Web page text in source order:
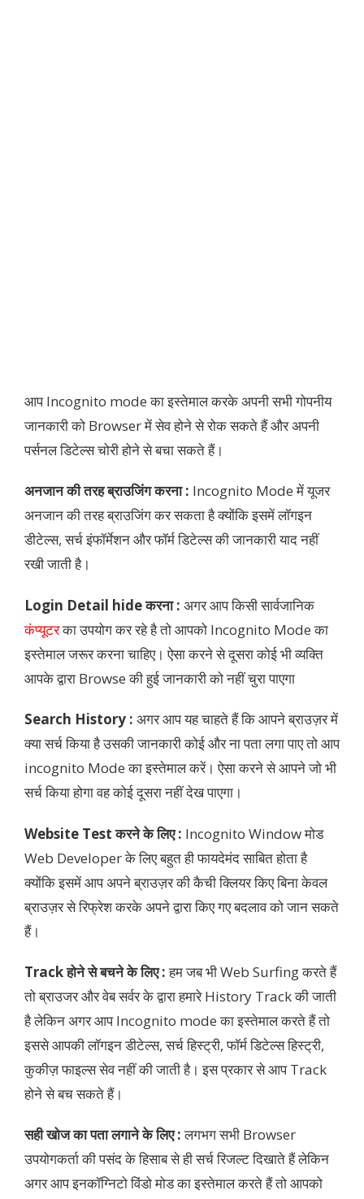
आप Incognito mode का इस्तेमाल करके अपनी सभी गोपनीय
जानकारी को Browser में सेव होने से रोक सकते हैं और अपनी
पर्सनल डिटेल्स चोरी होने से बचा सकते हैं।
अनजान की तरह ब्राउजिंग करना : Incognito Mode में यूजर
अनजान की तरह ब्राउजिंग कर सकता है क्योंकि इसमें लॉगइन
डीटेल्स, सर्च इंफॉर्मेशन और फॉर्म डिटेल्स की जानकारी याद नहीं
रखी जाती है।
Login Detail hide करना : अगर आप किसी सार्वजानिक
कंप्यूटरका उपयोग कर रहे है तो आपको Incognito Mode का
इस्तेमाल जरूर करना चाहिए। ऐसा करने से दूसरा कोई भी व्यक्ति
आपके द्वारा Browse की हुई जानकारी को नहीं चुरा पाएगा
Search History : अगर आप यह चाहते हैं कि आपने ब्राउज़र में
क्या सर्च किया है उसकी जानकारी कोई और ना पता लगा पाए तो आप
incognito Mode का इस्तेमाल करें। ऐसा करने से आपने जो भी
सर्च किया होगा वह कोई दूसरा नहीं देख पाएगा।
Website Test करने के लिए : Incognito Window मोड
Web Developer के लिए बहुत ही फायदेमंद साबित होता है
क्योंकि इसमें आप अपने ब्राउज़र की कैची क्लियर किए बिना केवल
ब्राउज़र से रिफ्रेश करके अपने द्वारा किए गए बदलाव को जान सकते
हैं।
Track होने से बचने के लिए :हम जब भी Web Surfing करते हैं
तो ब्राउजर और वेब सर्वर के द्वारा हमारे History Track की जाती
है लेकिन अगर आप Incognito mode का इस्तेमाल करते हैं तो
इससे आपकी लॉगइन डीटेल्स, सर्च हिस्ट्री, फॉर्म डिटेल्स हिस्ट्री,
कुकीज़ फाइल्स सेव नहीं की जाती है। इस प्रकार से आप Track
होने से बच सकते हैं।
सही खोज का पता लगाने के लिए :लगभग सभी Browser
उपयोगकर्ता की पसंद के हिसाब से ही सर्च रिजल्ट दिखाते हैं लेकिन
अगर आप इनकॉग्निटो विंडो मोड का इस्तेमाल करते हैं तो आपको